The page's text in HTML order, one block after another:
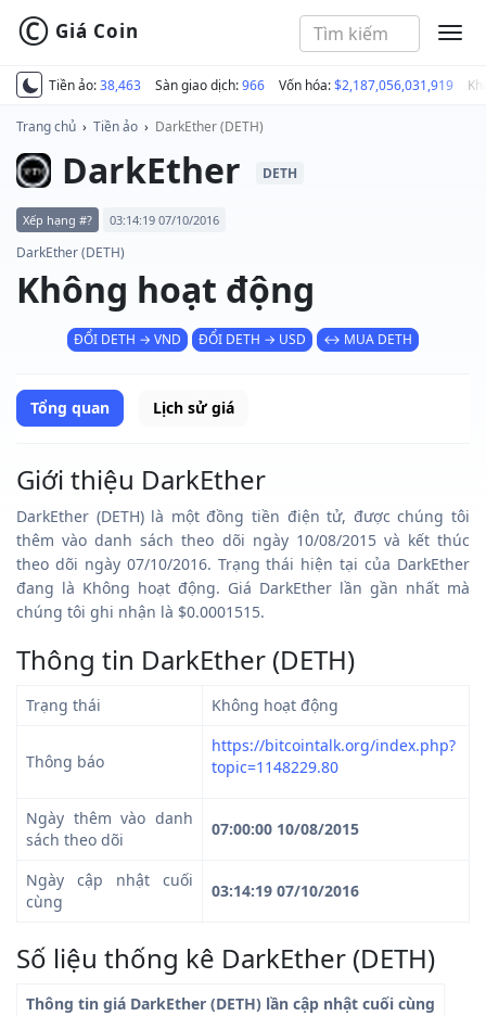
Tiền ảo:38,463 Sàn giao dịch:966 Vốn hóa:$2,187,056,031,919
© Giá Coin
Trang chủ › Tiền ảo › DarkEther (DETH)
DarkEther DETH
Xếp hạng #? 03:14:19 07/10/2016
DarkEther (DETH)
Không hoạt động
ĐỔI DETH → VND ĐỔI DETH → USD ↔ MUA DETH
Tổng quan Lịch sử giá
Giới thiệu DarkEther
DarkEther (DETH) là một đồng tiền điện tử, được chúng tôi
thêm vào danh sách theo dõi ngày 10/08/2015 và kết thúc
theo dõi ngày 07/10/2016. Trạng thái hiện tại của DarkEther
đang là Không hoạt động. Giá DarkEther lần gần nhất mà
chúng tôi ghi nhận là $0.0001515.
Thông tin DarkEther (DETH)
Trạng thái Không hoạt động
Thông báo
https://bitcointalk.org/index.php?
topic=1148229.80
Ngày thêm vào danh
sách theo dõi
07:00:00 10/08/2015
Ngày cập nhật cuối
cùng
03:14:19 07/10/2016
Số liệu thống kê DarkEther (DETH)
Thông tin giá DarkEther (DETH) lần cập nhật cuối cùng